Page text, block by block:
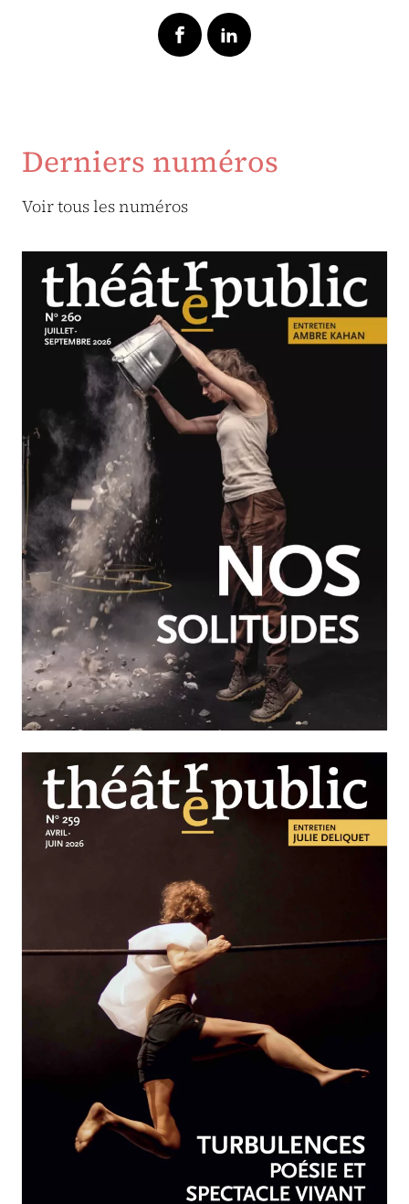
Derniers numéros
Voir tous les numéros
JUILLET-SEPTEMBRE 2026
N°260
Nos solitudes
AVRIL-JUIN 2026
N°259
Turbulences : poésie et
spectacle vivant